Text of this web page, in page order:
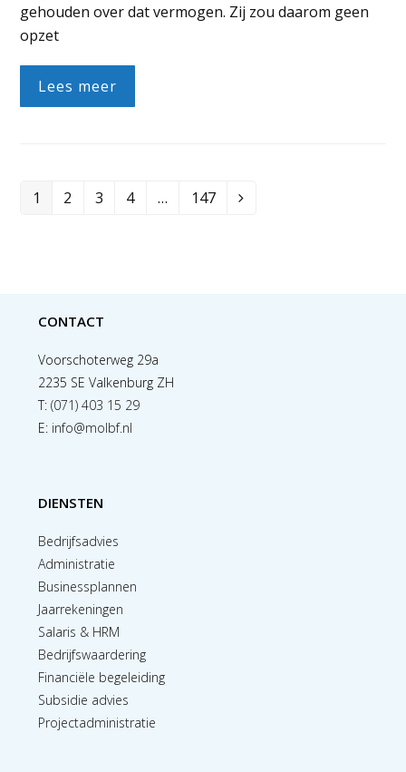
gehouden over dat vermogen. Zij zou daarom geen
opzet
Lees meer
Page
1 Page
2 Page
3 Page
4 … Page
147 Volgende
CONTACT
Voorschoterweg 29a
2235 SE Valkenburg ZH
T:(071) 403 15 29
E: info@molbf.nl
DIENSTEN
Bedrijfsadvies
Administratie
Businessplannen
Jaarrekeningen
Salaris & HRM
Bedrijfswaardering
Financiële begeleiding
Subsidie advies
Projectadministratie